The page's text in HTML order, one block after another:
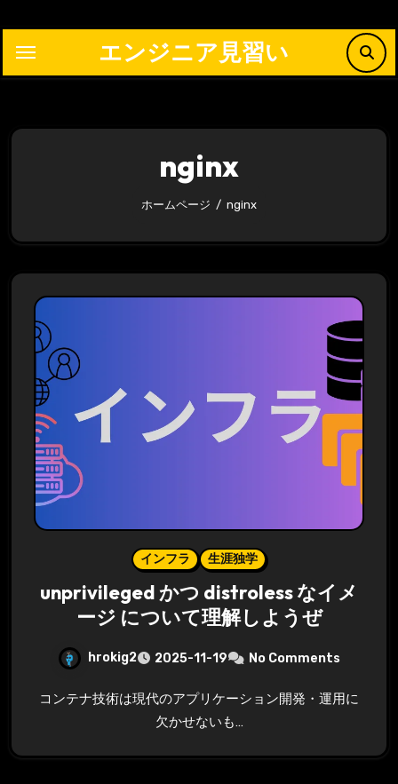
ッ
エンジニア見習い
nginx
ホームページ nginx
インフラ 生涯独学
unprivileged かつ distroless なイメ
ージ について理解しようぜ
hrokig2 2025-11-19 No Comments
コンテナ技術は現代のアプリケーション開発・運用に
欠かせないも…